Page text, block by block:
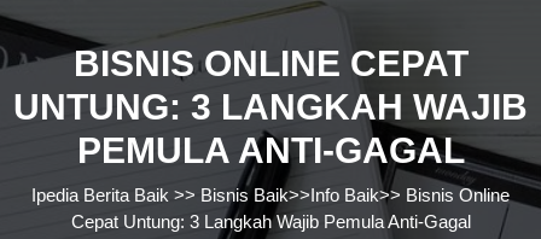
BISNIS ONLINE CEPAT
UNTUNG: 3 LANGKAH WAJIB
PEMULA ANTI-GAGAL
Ipedia Berita Baik >> Bisnis Baik>>Info Baik>> Bisnis Online
Cepat Untung: 3 Langkah Wajib Pemula Anti-Gagal